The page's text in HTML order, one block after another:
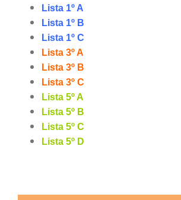
Lista 1º A
Lista 1º B
Lista 1º C
Lista 3º A
Lista 3º B
Lista 3º C
Lista 5º A
Lista 5º B
Lista 5º C
Lista 5º D